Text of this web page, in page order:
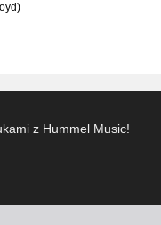
z Hummel Music!